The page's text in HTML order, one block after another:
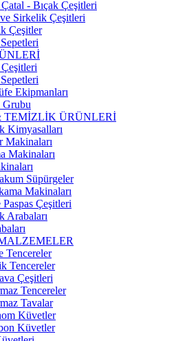
- Bıçak Çeşitleri
Sirkelik Çeşitleri
Çeşitler
Ekipmanları
TEMİZLİK ÜRÜNLERİ
Kimyasalları
Makinaları
Makinaları
Süpürgeler
Makinaları
Çeşitleri
Arabaları
Tencereler
Tencereler
Çeşitleri
Tencereler
Tavalar
Küvetler
Küvetler